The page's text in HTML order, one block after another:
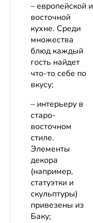
– европейской и
восточной
кухне. Среди
множества
блюд каждый
гость найдет
что-то себе по
вкусу;
– интерьеру в
старо-
восточном
стиле.
Элементы
декора
(например,
статуэтки и
скульптуры)
привезены из
Баку;